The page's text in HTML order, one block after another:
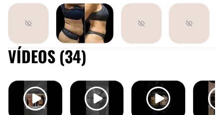
ABDOMINOPLASTIA
VÍDEOS (34)